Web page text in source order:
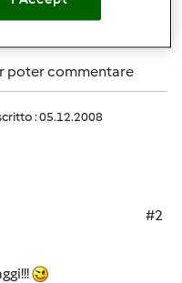
poter commentare
: 05.12.2008
#2